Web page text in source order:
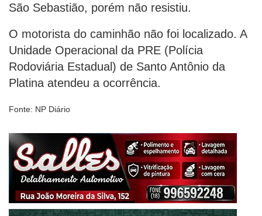
São Sebastião, porém não resistiu.
O motorista do caminhão não foi localizado. A
Unidade Operacional da PRE (Polícia
Rodoviária Estadual) de Santo Antônio da
Platina atendeu a ocorrência.
Fonte: NP Diário